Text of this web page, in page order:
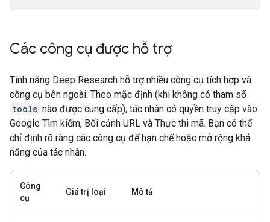
Các công cụ được hỗ trợ
Tính năng Deep Research hỗ trợ nhiều công cụ tích hợp và
công cụ bên ngoài. Theo mặc định (khi không có tham số
tools nào được cung cấp), tác nhân có quyền truy cập vào
Google Tìm kiếm, Bối cảnh URL và Thực thi mã. Bạn có thể
chỉ định rõ ràng các công cụ để hạn chế hoặc mở rộng khả
năng của tác nhân.
Công
cụ
Giá trị loại Mô tả